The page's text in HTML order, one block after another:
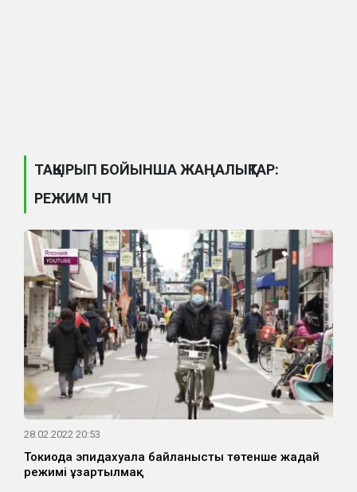
ТАҚЫРЫП БОЙЫНША ЖАҢАЛЫҚТАР:
РЕЖИМ ЧП
28.02.2022 20:53
Токиода эпидахуалға байланысты төтенше жағдай
режимі ұзартылмақ